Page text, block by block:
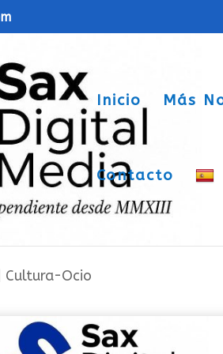
Inicio Más
Contacto
Galvañ, recibe
Cultura-Ocio